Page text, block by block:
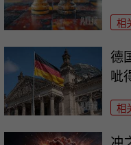
相
德
呲
相